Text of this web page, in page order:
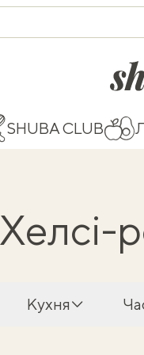
SHUBA CLUB
Хелсі-
Кухня